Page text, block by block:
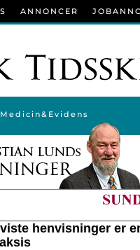
Medicin&Evidens
ANNONCER
henvisninger er